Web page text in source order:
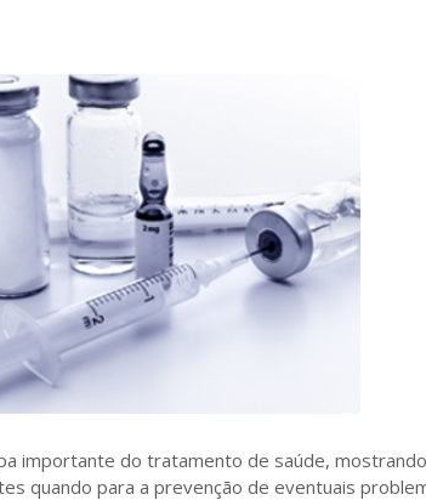
importante do tratamento de saúde,
quando para a prevenção de eventuais